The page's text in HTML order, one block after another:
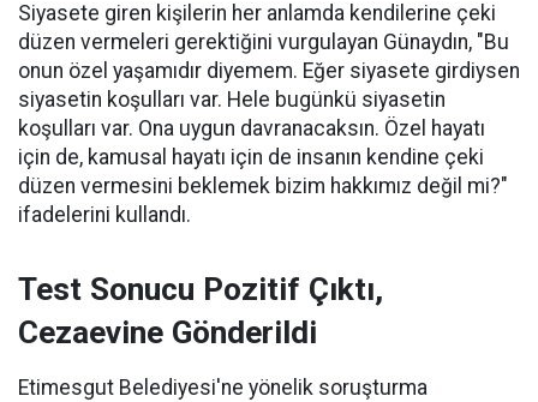
Siyasete giren kişilerin her anlamda kendilerine çeki
düzen vermeleri gerektiğini vurgulayan Günaydın, "Bu
onun özel yaşamıdır diyemem. Eğer siyasete girdiysen
siyasetin koşulları var. Hele bugünkü siyasetin
koşulları var. Ona uygun davranacaksın. Özel hayatı
için de, kamusal hayatı için de insanın kendine çeki
düzen vermesini beklemek bizim hakkımız değil mi?"
ifadelerini kullandı.
Test Sonucu Pozitif Çıktı,
Cezaevine Gönderildi
Etimesgut Belediyesi'ne yönelik soruşturma